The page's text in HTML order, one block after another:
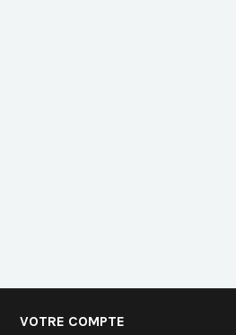
VOTRE COMPTE